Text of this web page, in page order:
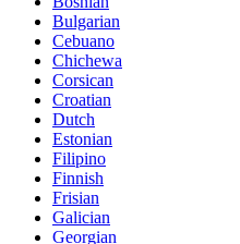
Bulgarian
Cebuano
Chichewa
Corsican
Croatian
Dutch
Estonian
Filipino
Finnish
Frisian
Galician
Georgian